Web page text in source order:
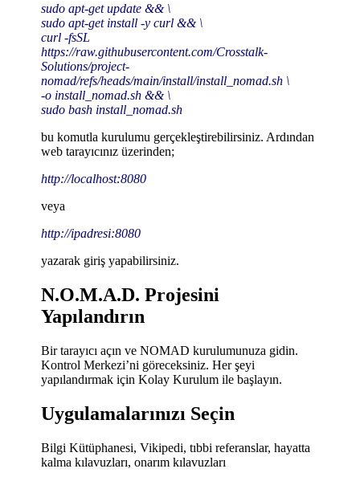
sudo apt-get update && \
sudo apt-get install -y curl && \
curl -fsSL
https://raw.githubusercontent.com/Crosstalk-
Solutions/project-
nomad/refs/heads/main/install/install_nomad.sh \
-o install_nomad.sh && \
sudo bash install_nomad.sh
bu komutla kurulumu gerçekleştirebilirsiniz. Ardından
web tarayıcınız üzerinden;
http://localhost:8080
veya
http://ipadresi:8080
yazarak giriş yapabilirsiniz.
N.O.M.A.D. Projesini
Yapılandırın
Bir tarayıcı açın ve NOMAD kurulumunuza gidin.
Kontrol Merkezi’ni göreceksiniz. Her şeyi
yapılandırmak için Kolay Kurulum ile başlayın.
Uygulamalarınızı Seçin
Bilgi Kütüphanesi, Vikipedi, tıbbi referanslar, hayatta
kalma kılavuzları, onarım kılavuzları